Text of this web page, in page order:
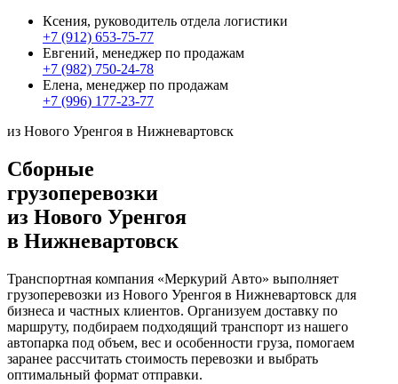
Ксения, руководитель отдела логистики
+7 (912) 653-75-77
Евгений, менеджер по продажам
+7 (982) 750-24-78
Елена, менеджер по продажам
+7 (996) 177-23-77
из Нового Уренгоя в Нижневартовск
Сборные
грузоперевозки
из Нового Уренгоя
в Нижневартовск
Транспортная компания «Меркурий Авто» выполняет
грузоперевозки из Нового Уренгоя в Нижневартовск для
бизнеса и частных клиентов. Организуем доставку по
маршруту, подбираем подходящий транспорт из нашего
автопарка под объем, вес и особенности груза, помогаем
заранее рассчитать стоимость перевозки и выбрать
оптимальный формат отправки.